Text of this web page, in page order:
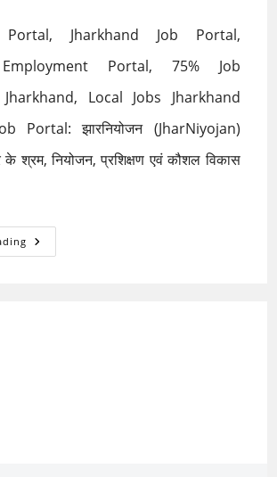
Portal, Jharkhand Job Portal,
Employment Portal, 75% Job
Local Jobs Jharkhand
Portal: झारनियोजन (JharNiyojan)
श्रम, नियोजन, प्रशिक्षण एवं कौशल विकास
JharNiyojan:
Jharkhand